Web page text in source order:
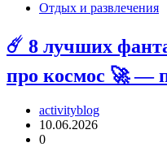
Отдых и развлечения
☄️ 8 лучших
про космос 🚀 —
activityblog
10.06.2026
0